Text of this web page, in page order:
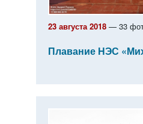
23 августа 2018 — 33
Плавание НЭС